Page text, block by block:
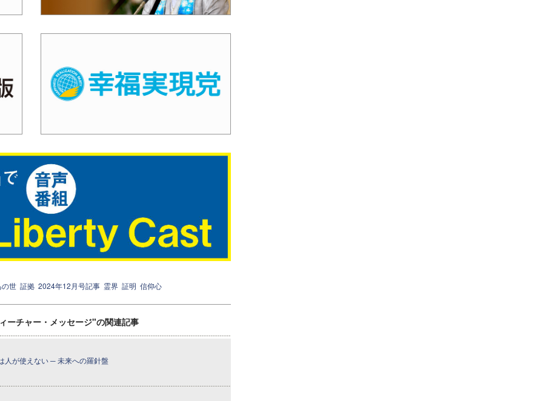
の世 証拠 2024年12月号記事 霊界 証明 信仰心
ーチャー・メッセージ"の関連記事
人が使えない ─ 未来への羅針盤